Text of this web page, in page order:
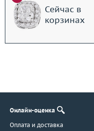
Сейчас в
корзинах
Онлайн-оценка
Оплата и доставка